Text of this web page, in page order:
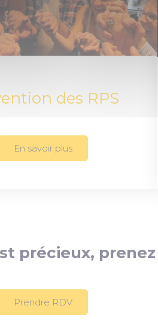
des RPS
En savoir plus
précieux, prenez
Prendre RDV